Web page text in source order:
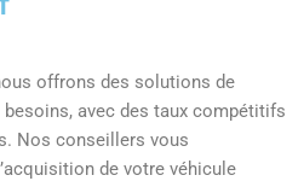
offrons des solutions de
avec des taux compétitifs
Nos conseillers vous
de votre véhicule